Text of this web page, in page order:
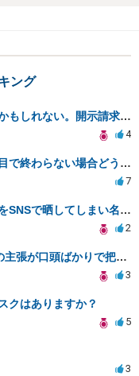
ング
誹謗中傷に当たる内容を投稿したかもしれない。開示請求や民事刑事裁判に発展しうるのか教えて欲しい。
4
開示請求の仮処分での審尋で２回目で終わらない場合どうしたらいいですか
7
当方の腹いせで相手方の個人情報をSNSで晒してしまい名誉毀損させてしまったかもしれない
2
Xの開示請求の双方審で、相手方の主張が口頭ばかりで把握しきれません
3
クはありますか？
5
3